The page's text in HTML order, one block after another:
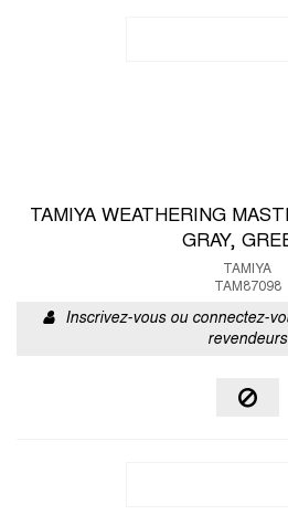
TAMIYA WEATHERING
GRAY,
TAMIYA
TAM87098
Inscrivez-vous ou connectez-
revendeurs